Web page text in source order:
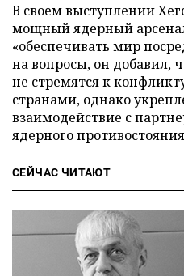
В своем выступлении
мощный ядерный
«обеспечивать мир
на вопросы, он
не стремятся к
странами, однако
взаимодействие с
ядерного
СЕЙЧАС ЧИТАЮТ